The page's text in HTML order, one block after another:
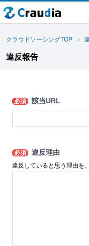
クラウドソーシングTOP
違反報告
必須 該当URL
必須 違反理由
違反していると思う理由を